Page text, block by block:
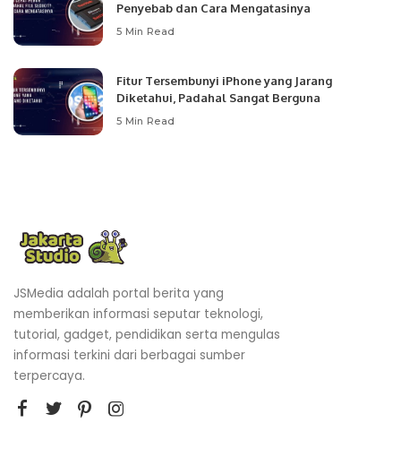
Penyebab dan Cara Mengatasinya
5 Min Read
Fitur Tersembunyi iPhone yang Jarang
Diketahui, Padahal Sangat Berguna
5 Min Read
JSMedia adalah portal berita yang
memberikan informasi seputar teknologi,
tutorial, gadget, pendidikan serta mengulas
informasi terkini dari berbagai sumber
terpercaya.